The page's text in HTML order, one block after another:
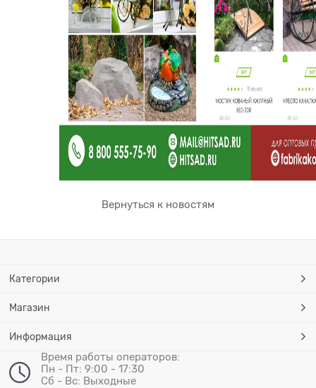
Вернуться к новостям
Категории
Магазин
Информация
Время работы операторов:
Пн - Пт: 9:00 - 17:30
Сб - Вс: Выходные